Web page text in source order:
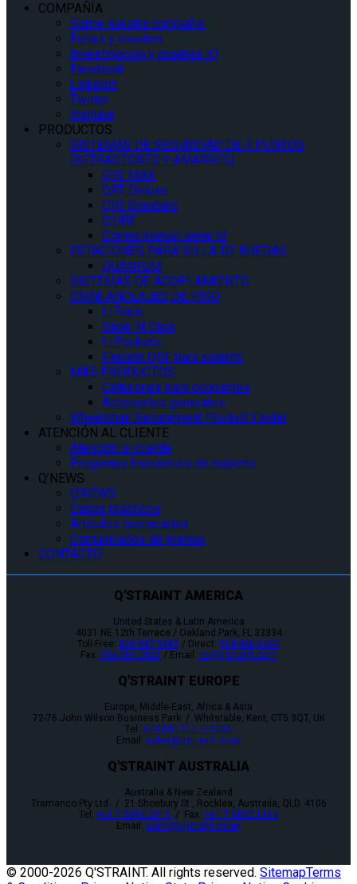
COMPAÑÍA
Sobre nuestra compañía
Ferias y eventos
Investigación y pruebas iQ
Facebook
Linkedin
Twitter
Youtube
PRODUCTOS
SISTEMAS DE SEGURIDAD DE 4 PUNTOS
(RETRACTORES Y AMARRES)
QRT MAX
QRT Deluxe
QRT Standard
Q’UBE
Correa manual serie M
ESTACIONES PARA SILLA DE RUEDAS
QUANTUM
SISTEMAS DE ACOPLAMIENTO
OMNI ANCLAJES DE PISO
L-Track
Slide ‘N Click
L-Pockets
Fijación QSF para asiento
MÁS PRODUCTOS
Cinturones para ocupantes
Accesorios generales
Wheelchair Securement Product Finder
ATENCIÓN AL CLIENTE
Atención al cliente
Preguntas frecuentes de soporte
Q’NEWS
Q’NEWS
Casos prácticos
Artículos destacados
Comunicados de prensa
CONTACTO
Q'STRAINT AMERICA
United States & Latin America
4031 NE 12th Terrace / Oakland Park, FL 33334
Toll-Free: 800-987-9987 / Direct: 954-986-6665
Fax: 954-986-0021 / Email: cs@qstraint.com
Q'STRAINT EUROPE
Europe, Middle-East, Africa & Asia
72-76 John Wilson Business Park / Whitstable, Kent, CT5 3QT, UK
Tel: +44 (0)1227 773035
Email: sales@qstraint.co.uk
Q'STRAINT AUSTRALIA
Australia & New Zealand
Tramanco Pty Ltd. / 21 Shoebury St., Rocklea, Australia, QLD. 4106
Tel: +61 7 3892 2311 / Fax: +61 7 3892 1819
Email: sales@qstraint.co.uk
© 2000-2026 Q'STRAINT. All rights reserved. SitemapTerms